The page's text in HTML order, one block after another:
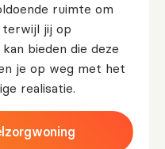
ruimte om
jij op
bieden die deze
je op weg met het
realisatie.